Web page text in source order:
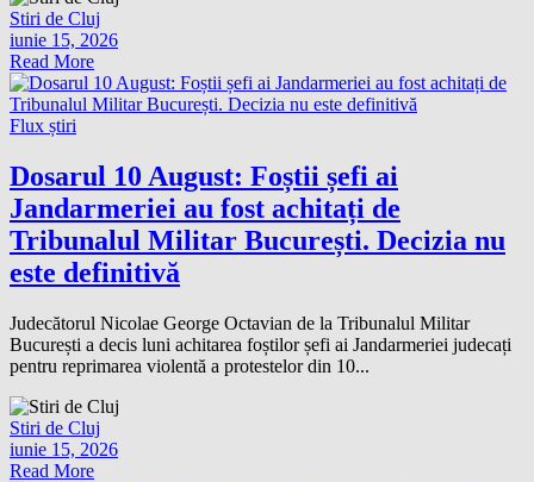
Stiri de Cluj
iunie 15, 2026
Read More
Flux știri
Dosarul 10 August: Foștii șefi ai
Jandarmeriei au fost achitați de
Tribunalul Militar București. Decizia nu
este definitivă
Judecătorul Nicolae George Octavian de la Tribunalul Militar
București a decis luni achitarea foștilor șefi ai Jandarmeriei judecați
pentru reprimarea violentă a protestelor din 10...
Stiri de Cluj
iunie 15, 2026
Read More